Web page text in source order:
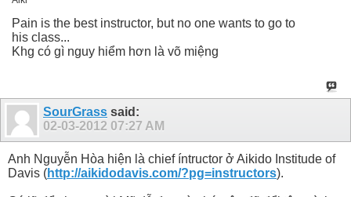
Pain is the best instructor, but no one wants to go to
his class...
Khg có gì nguy hiểm hơn là võ miệng
SourGrass said:
02-03-2012 07:27 AM
Anh Nguyễn Hòa hiện là chief íntructor ở Aikido Institude of
Davis (http://aikidodavis.com/?pg=instructors).